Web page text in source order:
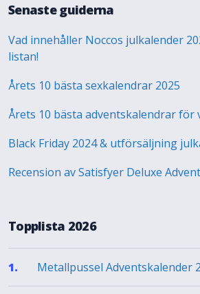
Senaste guiderna
Vad innehåller Noccos julkalender
listan!
Årets 10 bästa sexkalendrar 2025
Årets 10 bästa adventskalendrar för
Black Friday 2024 & utförsäljning
Recension av Satisfyer Deluxe
Topplista 2026
1. Metallpussel Adventskalender